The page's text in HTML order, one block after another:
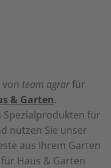
team agrarfür
& Garten.
Spezialprodukten für
nutzen Sie unser
aus Ihrem Garten
Haus & Garten